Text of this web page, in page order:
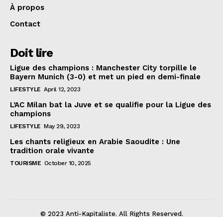
À propos
Contact
Doit lire
Ligue des champions : Manchester City torpille le
Bayern Munich (3-0) et met un pied en demi-finale
LIFESTYLE April 12, 2023
L’AC Milan bat la Juve et se qualifie pour la Ligue des
champions
LIFESTYLE May 29, 2023
Les chants religieux en Arabie Saoudite : Une
tradition orale vivante
TOURISME October 10, 2025
© 2023 Anti-Kapitaliste. All Rights Reserved.